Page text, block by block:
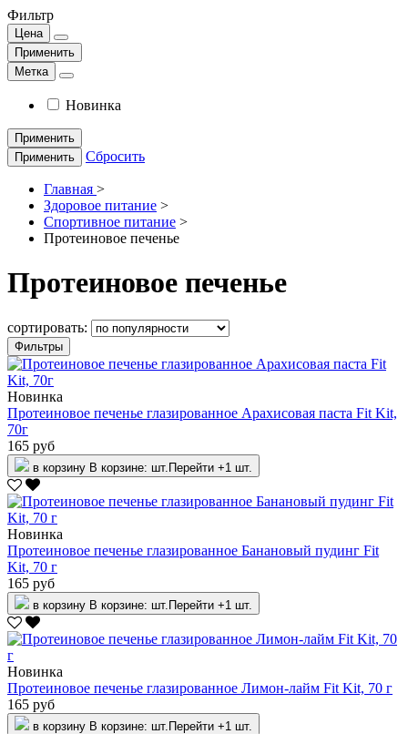
Фильтр
Цена
Применить
Метка
Новинка
Применить
Применить
Сбросить
Главная >
Здоровое питание >
Спортивное питание >
Протеиновое печенье
Протеиновое печенье
сортировать:
Фильтры
Новинка
Протеиновое печенье глазированное Арахисовая паста Fit Kit,
70г
165 руб
в корзину В корзине: шт. Перейти +1 шт.
Новинка
Протеиновое печенье глазированное Банановый пудинг Fit
Kit, 70 г
165 руб
в корзину В корзине: шт. Перейти +1 шт.
Новинка
Протеиновое печенье глазированное Лимон-лайм Fit Kit, 70 г
165 руб
в корзину В корзине: шт. Перейти +1 шт.